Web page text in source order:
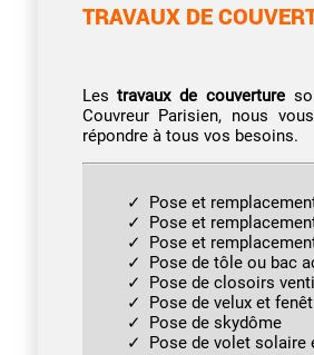
TRAVAUX DE
Lestravaux de couverture
Couvreur Parisien, nous
répondre à tous vos besoins.
Pose et
Pose et
Pose et
Pose de tôle ou bac
Pose de closoirs
Pose de velux et
Pose de skydôme
Pose de volet